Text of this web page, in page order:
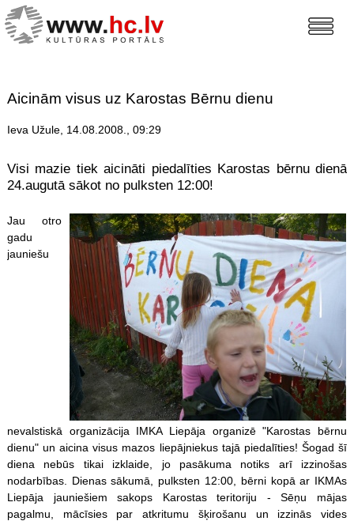
Aicinām visus uz Karostas Bērnu dienu
Ieva Užule, 14.08.2008., 09:29
Visi mazie tiek aicināti piedalīties Karostas bērnu dienā
24.augutā sākot no pulksten 12:00!
Jau otro
gadu
jauniešu
nevalstiskā organizācija IMKA Liepāja organizē "Karostas bērnu
dienu" un aicina visus mazos liepājniekus tajā piedalīties! Šogad šī
diena nebūs tikai izklaide, jo pasākuma notiks arī izzinošas
nodarbības. Dienas sākumā, pulksten 12:00, bērni kopā ar IKMAs
Liepāja jauniešiem sakops Karostas teritoriju - Sēņu mājas
pagalmu, mācīsies par atkritumu šķirošanu un izzinās vides